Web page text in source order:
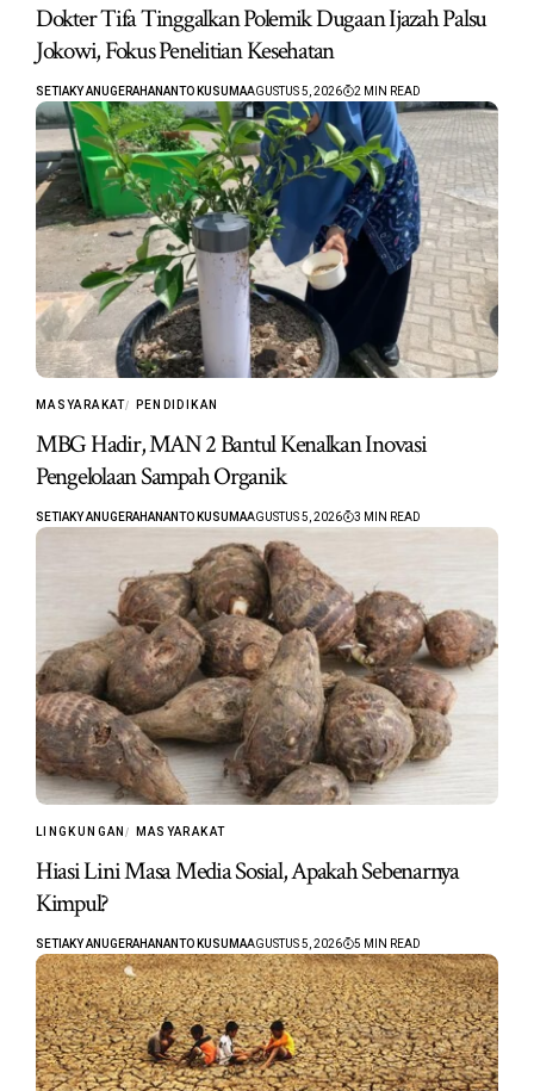
Dokter Tifa Tinggalkan Polemik Dugaan Ijazah Palsu
Jokowi, Fokus Penelitian Kesehatan
SETIAKY ANUGERAHANANTO KUSUMAAGUSTUS 5, 2026 2 MIN READ
MASYARAKAT PENDIDIKAN
MBG Hadir, MAN 2 Bantul Kenalkan Inovasi
Pengelolaan Sampah Organik
SETIAKY ANUGERAHANANTO KUSUMAAGUSTUS 5, 2026 3 MIN READ
LINGKUNGAN MASYARAKAT
Hiasi Lini Masa Media Sosial, Apakah Sebenarnya
Kimpul?
SETIAKY ANUGERAHANANTO KUSUMAAGUSTUS 5, 2026 5 MIN READ